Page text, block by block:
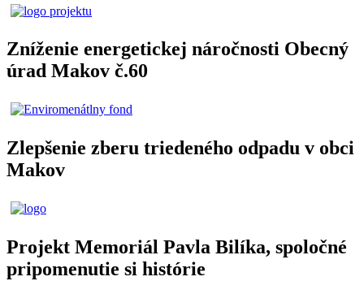
Zníženie energetickej náročnosti Obecný
úrad Makov č.60
Zlepšenie zberu triedeného odpadu v obci
Makov
Projekt Memoriál Pavla Bilíka, spoločné
pripomenutie si histórie